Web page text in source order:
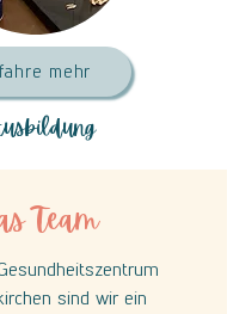
mehr
Team
sind wir ein